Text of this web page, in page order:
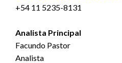
+54 11 5235-8131
Analista Principal
Facundo Pastor
Analista